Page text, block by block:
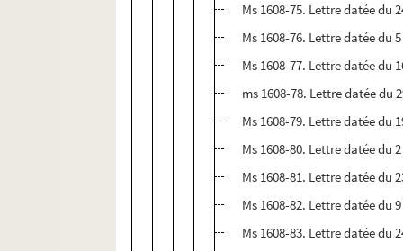
Ms 1608-75. Lettre datée du
Ms 1608-76. Lettre datée du
Ms 1608-77. Lettre datée du
ms 1608-78. Lettre datée du
Ms 1608-79. Lettre datée du
Ms 1608-80. Lettre datée du
Ms 1608-81. Lettre datée du
Ms 1608-82. Lettre datée du
Ms 1608-83. Lettre datée du